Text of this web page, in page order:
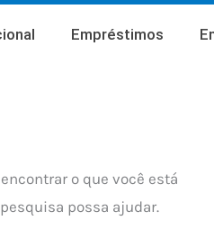
Empréstimos
o que você está
possa ajudar.